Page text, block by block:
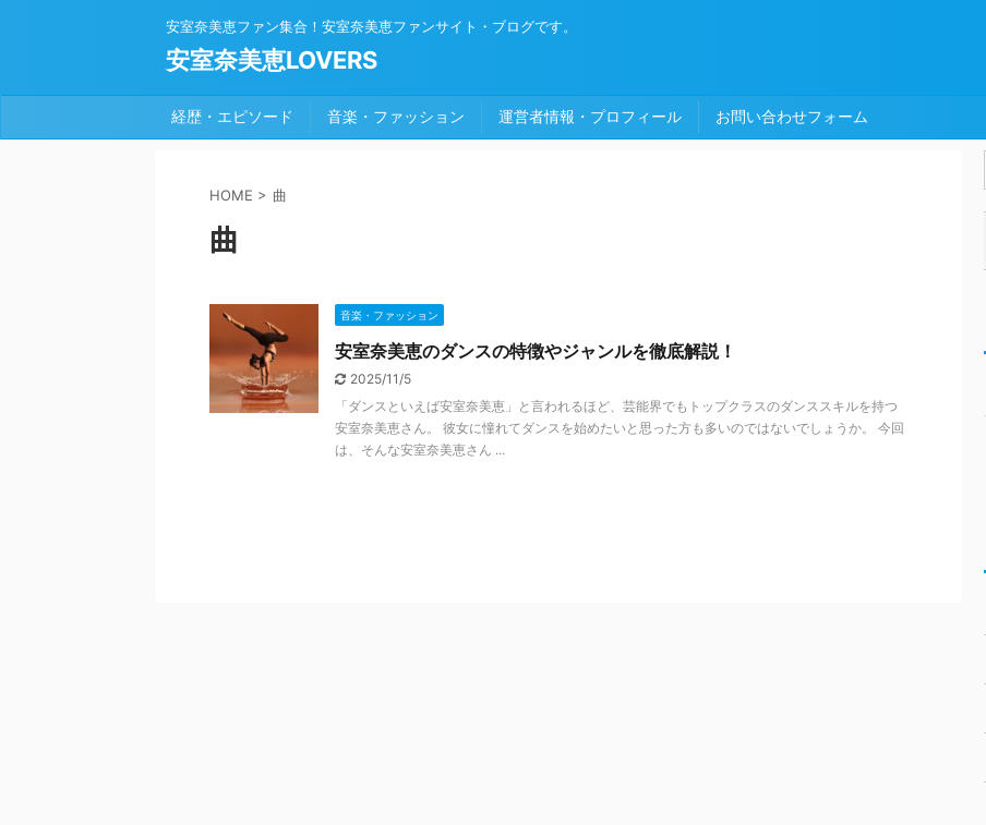
安室奈美恵ファン集合！安室奈美恵ファンサイト・ブログです。
安室奈美恵LOVERS
経歴・エピソード 音楽・ファッション 運営者情報・プロフィール お問い合わせフォーム
HOME > 曲
曲
音楽・ファッション
安室奈美恵のダンスの特徴やジャンルを徹底解説！
2025/11/5
「ダンスといえば安室奈美恵」と言われるほど、芸能界でもトップクラスのダンススキルを持つ
安室奈美恵さん。 彼女に憧れてダンスを始めたいと思った方も多いのではないでしょうか。 今回
は、そんな安室奈美恵さん ...